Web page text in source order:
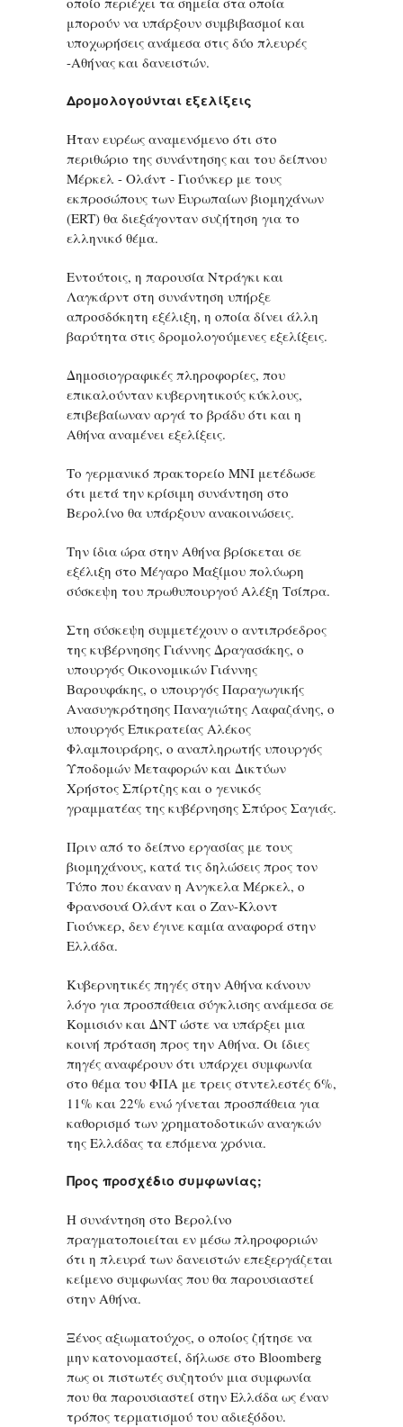
μπορούν να υπάρξουν συμβιβασμοί και
υποχωρήσεις ανάμεσα στις δύο πλευρές
-Αθήνας και δανειστών.
Δρομολογούνται εξελίξεις
Ήταν ευρέως αναμενόμενο ότι στο
περιθώριο της συνάντησης και του δείπνου
Μέρκελ - Ολάντ - Γιούνκερ με τους
εκπροσώπους των Ευρωπαίων βιομηχάνων
(ERT) θα διεξάγονταν συζήτηση για το
ελληνικό θέμα.
Εντούτοις, η παρουσία Ντράγκι και
Λαγκάρντ στη συνάντηση υπήρξε
απροσδόκητη εξέλιξη, η οποία δίνει άλλη
βαρύτητα στις δρομολογούμενες εξελίξεις.
Δημοσιογραφικές πληροφορίες, που
επικαλούνταν κυβερνητικούς κύκλους,
επιβεβαίωναν αργά το βράδυ ότι και η
Αθήνα αναμένει εξελίξεις.
Το γερμανικό πρακτορείο MNI μετέδωσε
ότι μετά την κρίσιμη συνάντηση στο
Βερολίνο θα υπάρξουν ανακοινώσεις.
Την ίδια ώρα στην Αθήνα βρίσκεται σε
εξέλιξη στο Μέγαρο Μαξίμου πολύωρη
σύσκεψη του πρωθυπουργού Αλέξη Τσίπρα.
Στη σύσκεψη συμμετέχουν ο αντιπρόεδρος
της κυβέρνησης Γιάννης Δραγασάκης, ο
υπουργός Οικονομικών Γιάννης
Βαρουφάκης, ο υπουργός Παραγωγικής
Ανασυγκρότησης Παναγιώτης Λαφαζάνης, ο
υπουργός Επικρατείας Αλέκος
Φλαμπουράρης, ο αναπληρωτής υπουργός
Υποδομών Μεταφορών και Δικτύων
Χρήστος Σπίρτζης και ο γενικός
γραμματέας της κυβέρνησης Σπύρος Σαγιάς.
Πριν από το δείπνο εργασίας με τους
βιομηχάνους, κατά τις δηλώσεις προς τον
Τύπο που έκαναν η Ανγκελα Μέρκελ, ο
Φρανσουά Ολάντ και ο Ζαν-Κλοντ
Γιούνκερ, δεν έγινε καμία αναφορά στην
Ελλάδα.
Κυβερνητικές πηγές στην Αθήνα κάνουν
λόγο για προσπάθεια σύγκλισης ανάμεσα σε
Κομισιόν και ΔΝΤ ώστε να υπάρξει μια
κοινή πρόταση προς την Αθήνα. Οι ίδιες
πηγές αναφέρουν ότι υπάρχει συμφωνία
στο θέμα του ΦΠΑ με τρεις στντελεστές 6%,
11% και 22% ενώ γίνεται προσπάθεια για
καθορισμό των χρηματοδοτικών αναγκών
της Ελλάδας τα επόμενα χρόνια.
Προς προσχέδιο συμφωνίας;
Η συνάντηση στο Βερολίνο
πραγματοποιείται εν μέσω πληροφοριών
ότι η πλευρά των δανειστών επεξεργάζεται
κείμενο συμφωνίας που θα παρουσιαστεί
στην Αθήνα.
Ξένος αξιωματούχος, ο οποίος ζήτησε να
μην κατονομαστεί, δήλωσε στο Bloomberg
πως οι πιστωτές συζητούν μια συμφωνία
που θα παρουσιαστεί στην Ελλάδα ως έναν
τρόπος τερματισμού του αδιεξόδου.